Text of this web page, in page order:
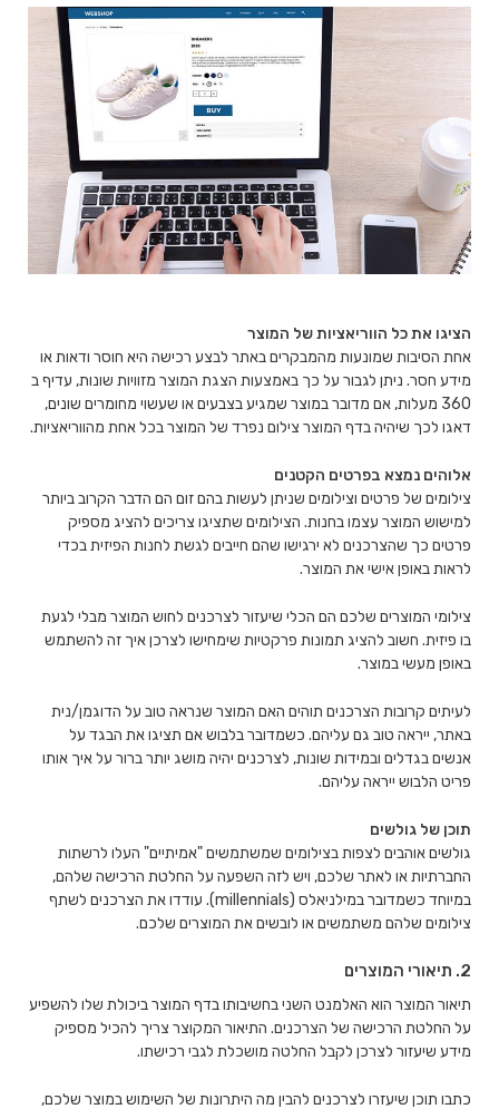
הציגו את כל הווריאציות של המוצר
אחת הסיבות שמונעות מהמבקרים באתר לבצע רכישה היא חוסר ודאות או
מידע חסר. ניתן לגבור על כך באמצעות הצגת המוצר מזוויות שונות, עדיף ב
360 מעלות, אם מדובר במוצר שמגיע בצבעים או שעשוי מחומרים שונים,
דאגו לכך שיהיה בדף המוצר צילום נפרד של המוצר בכל אחת מהווריאציות.
אלוהים נמצא בפרטים הקטנים
צילומים של פרטים וצילומים שניתן לעשות בהם זום הם הדבר הקרוב ביותר
למישוש המוצר עצמו בחנות. הצילומים שתציגו צריכים להציג מספיק
פרטים כך שהצרכנים לא ירגישו שהם חייבים לגשת לחנות הפיזית בכדי
לראות באופן אישי את המוצר.
צילומי המוצרים שלכם הם הכלי שיעזור לצרכנים לחוש המוצר מבלי לגעת
בו פיזית. חשוב להציג תמונות פרקטיות שימחישו לצרכן איך זה להשתמש
באופן מעשי במוצר.
לעיתים קרובות הצרכנים תוהים האם המוצר שנראה טוב על הדוגמן/נית
באתר, ייראה טוב גם עליהם. כשמדובר בלבוש אם תציגו את הבגד על
אנשים בגדלים ובמידות שונות, לצרכנים יהיה מושג יותר ברור על איך אותו
פריט הלבוש ייראה עליהם.
תוכן של גולשים
גולשים אוהבים לצפות בצילומים שמשתמשים "אמיתיים" העלו לרשתות
החברתיות או לאתר שלכם, ויש לזה השפעה על החלטת הרכישה שלהם,
במיוחד כשמדובר במילניאלס (millennials). עודדו את הצרכנים לשתף
צילומים שלהם משתמשים או לובשים את המוצרים שלכם.
2. תיאורי המוצרים
תיאור המוצר הוא האלמנט השני בחשיבותו בדף המוצר ביכולת שלו להשפיע
על החלטת הרכישה של הצרכנים. התיאור המקוצר צריך להכיל מספיק
מידע שיעזור לצרכן לקבל החלטה מושכלת לגבי רכישתו.
כתבו תוכן שיעזרו לצרכנים להבין מה היתרונות של השימוש במוצר שלכם,